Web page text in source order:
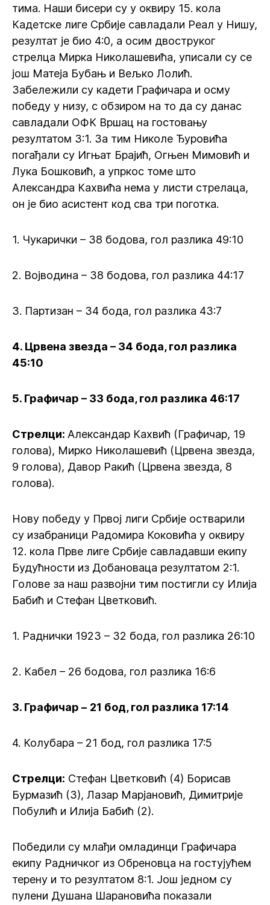
тима. Наши бисери су у оквиру 15. кола
Кадетске лиге Србије савладали Реал у Нишу,
резултат је био 4:0, а осим двоструког
стрелца Мирка Николашевића, уписали су се
још Матеја Бубањ и Вељко Лолић.
Забележили су кадети Графичара и осму
победу у низу, с обзиром на то да су данас
савладали ОФК Вршац на гостовању
резултатом 3:1. За тим Николе Ђуровића
погађали су Игњат Брајић, Огњен Мимовић и
Лука Бошковић, а упркос томе што
Александра Кахвића нема у листи стрелаца,
он је био асистент код сва три поготка.
1. Чукарички – 38 бодова, гол разлика 49:10
2. Војводина – 38 бодова, гол разлика 44:17
3. Партизан – 34 бода, гол разлика 43:7
4. Црвена звезда – 34 бода, гол разлика
45:10
5. Графичар – 33 бода, гол разлика 46:17
Стрелци: Александар Кахвић (Графичар, 19
голова), Мирко Николашевић (Црвена звезда,
9 голова), Давор Ракић (Црвена звезда, 8
голова).
Нову победу у Првој лиги Србије остварили
су изабраници Радомира Коковића у оквиру
12. кола Прве лиге Србије савладавши екипу
Будућности из Добановаца резултатом 2:1.
Голове за наш развојни тим постигли су Илија
Бабић и Стефан Цветковић.
1. Раднички 1923 – 32 бода, гол разлика 26:10
2. Кабел – 26 бодова, гол разлика 16:6
3. Графичар – 21 бод, гол разлика 17:14
4. Колубара – 21 бод, гол разлика 17:5
Стрелци: Стефан Цветковић (4) Борисав
Бурмазић (3), Лазар Марјановић, Димитрије
Побулић и Илија Бабић (2).
Победили су млађи омладинци Графичара
екипу Радничког из Обреновца на гостујућем
терену и то резултатом 8:1. Још једном су
пулени Душана Шарановића показали